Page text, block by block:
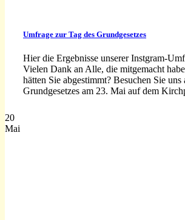
Umfrage zur Tag des Grundgesetzes
Hier die Ergebnisse unserer Instgram-
Vielen Dank an Alle, die mitgemacht
hätten Sie abgestimmt? Besuchen Sie uns
Grundgesetzes am 23. Mai auf dem
20
Mai